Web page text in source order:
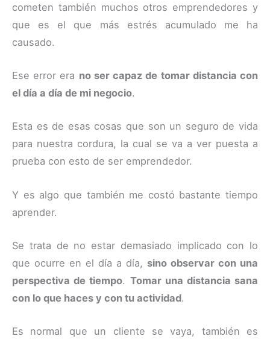
cometen también muchos otros emprendedores y
que es el que más estrés acumulado me ha
causado.
Ese error era no ser capaz de tomar distancia con
el día a día de mi negocio.
Esta es de esas cosas que son un seguro de vida
para nuestra cordura, la cual se va a ver puesta a
prueba con esto de ser emprendedor.
Y es algo que también me costó bastante tiempo
aprender.
Se trata de no estar demasiado implicado con lo
que ocurre en el día a día, sino observar con una
perspectiva de tiempo. Tomar una distancia sana
con lo que haces y con tu actividad.
Es normal que un cliente se vaya, también es